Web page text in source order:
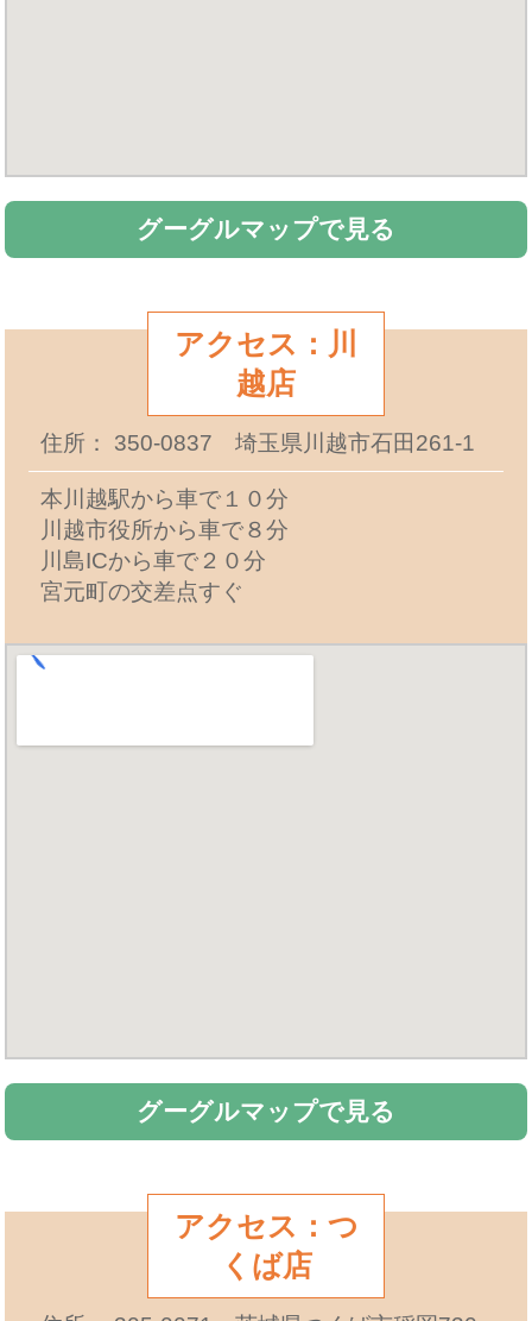
グーグルマップで見る
アクセス：川
越店
住所： 350-0837 埼玉県川越市石田261-1
本川越駅から車で１０分
川越市役所から車で８分
川島ICから車で２０分
宮元町の交差点すぐ
グーグルマップで見る
アクセス：つ
くば店